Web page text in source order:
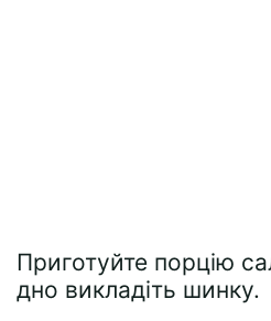
Приготуйте порцію
дно викладіть шинку.